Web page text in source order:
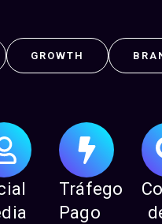
GROWTH
Tráfego
Pago